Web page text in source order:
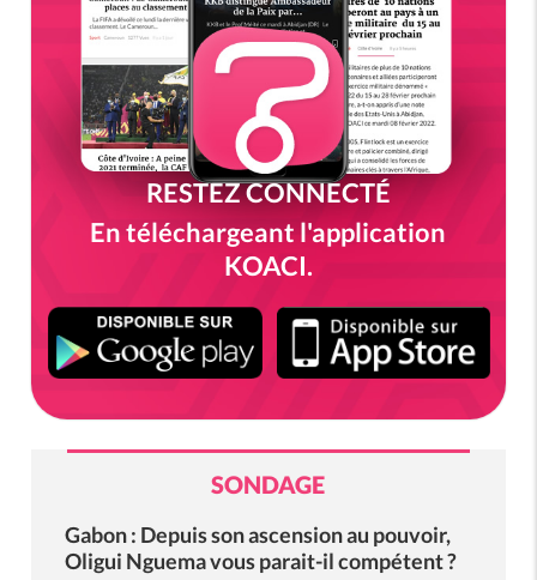
RESTEZ CONNECTÉ
En téléchargeant l'application
KOACI.
SONDAGE
Gabon : Depuis son ascension au pouvoir,
Oligui Nguema vous parait-il compétent ?